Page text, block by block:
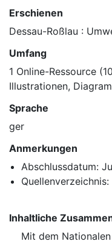
Erschienen
Dessau-Roßlau :
Umfang
1 Online-Ressource
Illustrationen,
Sprache
ger
Anmerkungen
Abschlussdatum:
Inhaltliche
Mit dem